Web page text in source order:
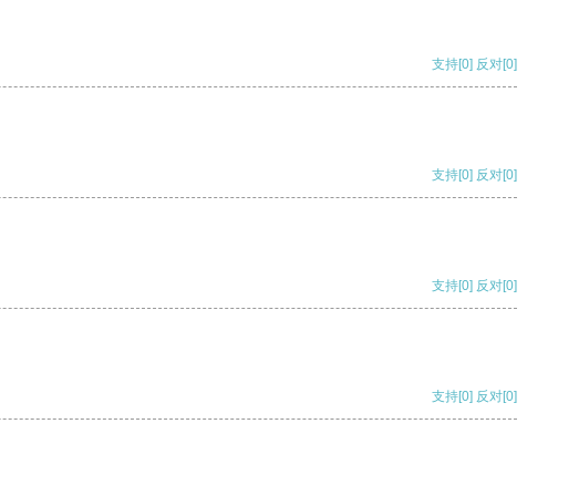
支持[0] 反对[0]
支持[0] 反对[0]
支持[0] 反对[0]
支持[0] 反对[0]